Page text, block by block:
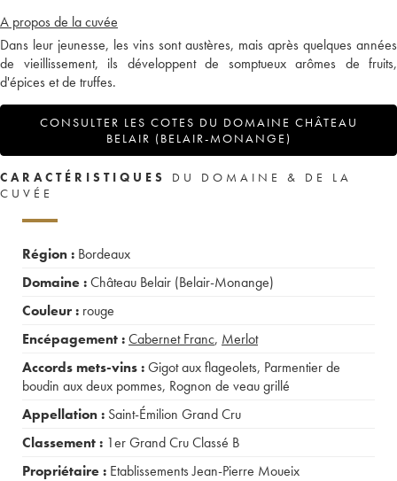
A propos de la cuvée
Dans leur jeunesse, les vins sont austères, mais après quelques années
de vieillissement, ils développent de somptueux arômes de fruits,
d'épices et de truffes.
CONSULTER LES COTES DU DOMAINE CHÂTEAU
BELAIR (BELAIR-MONANGE)
CARACTÉRISTIQUES
DU DOMAINE & DE LA
CUVÉE
Région : Bordeaux
Domaine :Château Belair (Belair-Monange)
Couleur : rouge
Encépagement :Cabernet Franc, Merlot
Accords mets-vins :Gigot aux flageolets, Parmentier de
boudin aux deux pommes, Rognon de veau grillé
Appellation : Saint-Émilion Grand Cru
Classement : 1er Grand Cru Classé B
Propriétaire : Etablissements Jean-Pierre Moueix